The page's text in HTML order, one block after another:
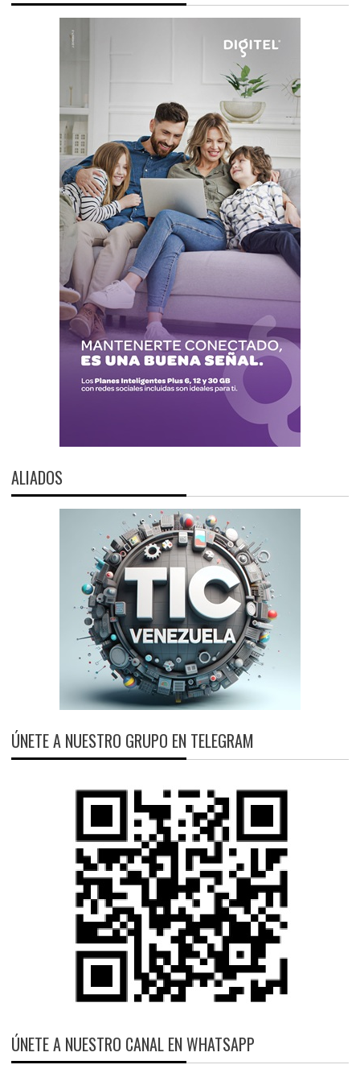
ALIADOS
ÚNETE A NUESTRO GRUPO EN TELEGRAM
ÚNETE A NUESTRO CANAL EN WHATSAPP